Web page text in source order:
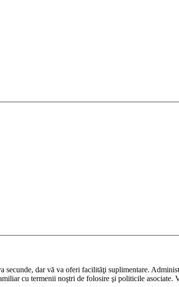
secunde, dar vă va oferi facilităţi suplimentare.
cu termenii noştri de folosire şi politicile